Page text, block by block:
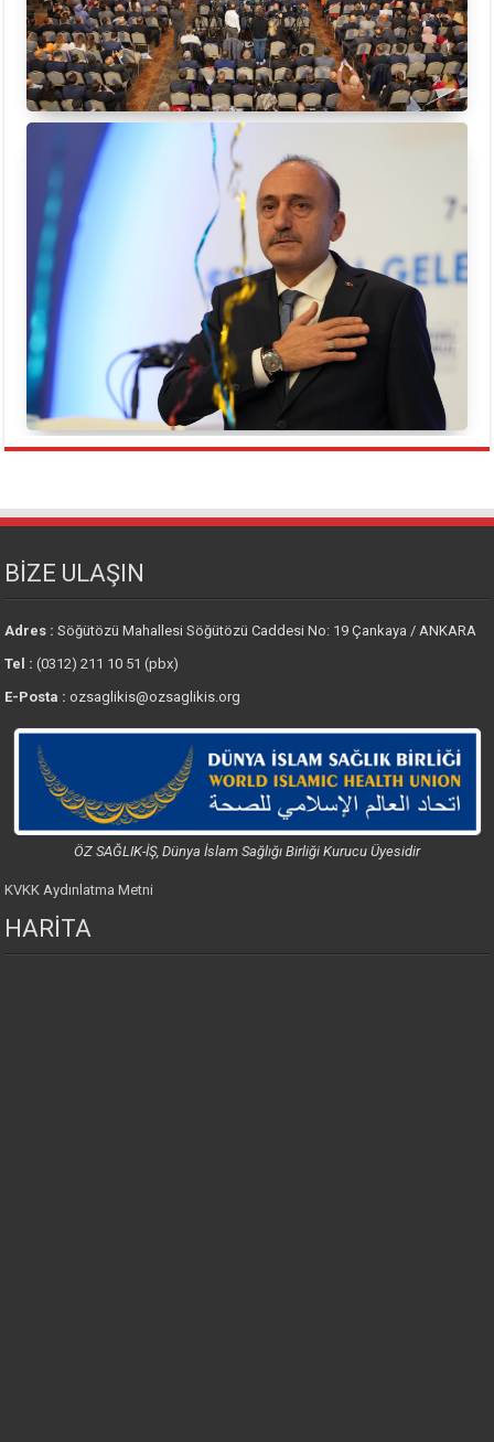
BİZE ULAŞIN
Adres :Söğütözü Mahallesi Söğütözü Caddesi No: 19 Çankaya / ANKARA
Tel : (0312) 211 10 51 (pbx)
E-Posta : ozsaglikis@ozsaglikis.org
ÖZ SAĞLIK-İŞ, Dünya İslam Sağlığı Birliği Kurucu Üyesidir
KVKK Aydınlatma Metni
HARİTA